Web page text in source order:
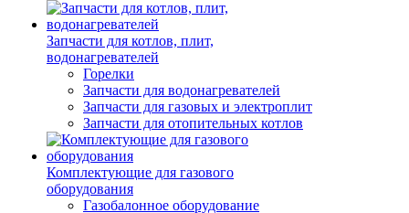
Запчасти для котлов, плит,
водонагревателей
Горелки
Запчасти для водонагревателей
Запчасти для газовых и электроплит
Запчасти для отопительных котлов
Комплектующие для газового
оборудования
Газобалонное оборудование